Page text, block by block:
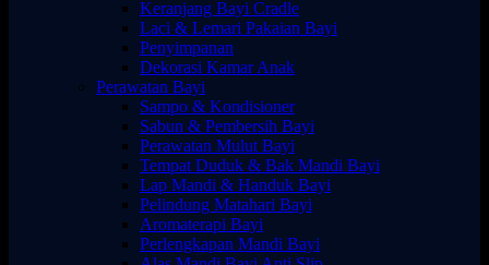
Keranjang Bayi Cradle
Laci & Lemari Pakaian Bayi
Penyimpanan
Dekorasi Kamar Anak
Perawatan Bayi
Sampo & Kondisioner
Sabun & Pembersih Bayi
Perawatan Mulut Bayi
Tempat Duduk & Bak Mandi Bayi
Lap Mandi & Handuk Bayi
Pelindung Matahari Bayi
Aromaterapi Bayi
Perlengkapan Mandi Bayi